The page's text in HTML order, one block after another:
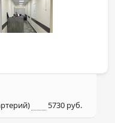
5730 руб.